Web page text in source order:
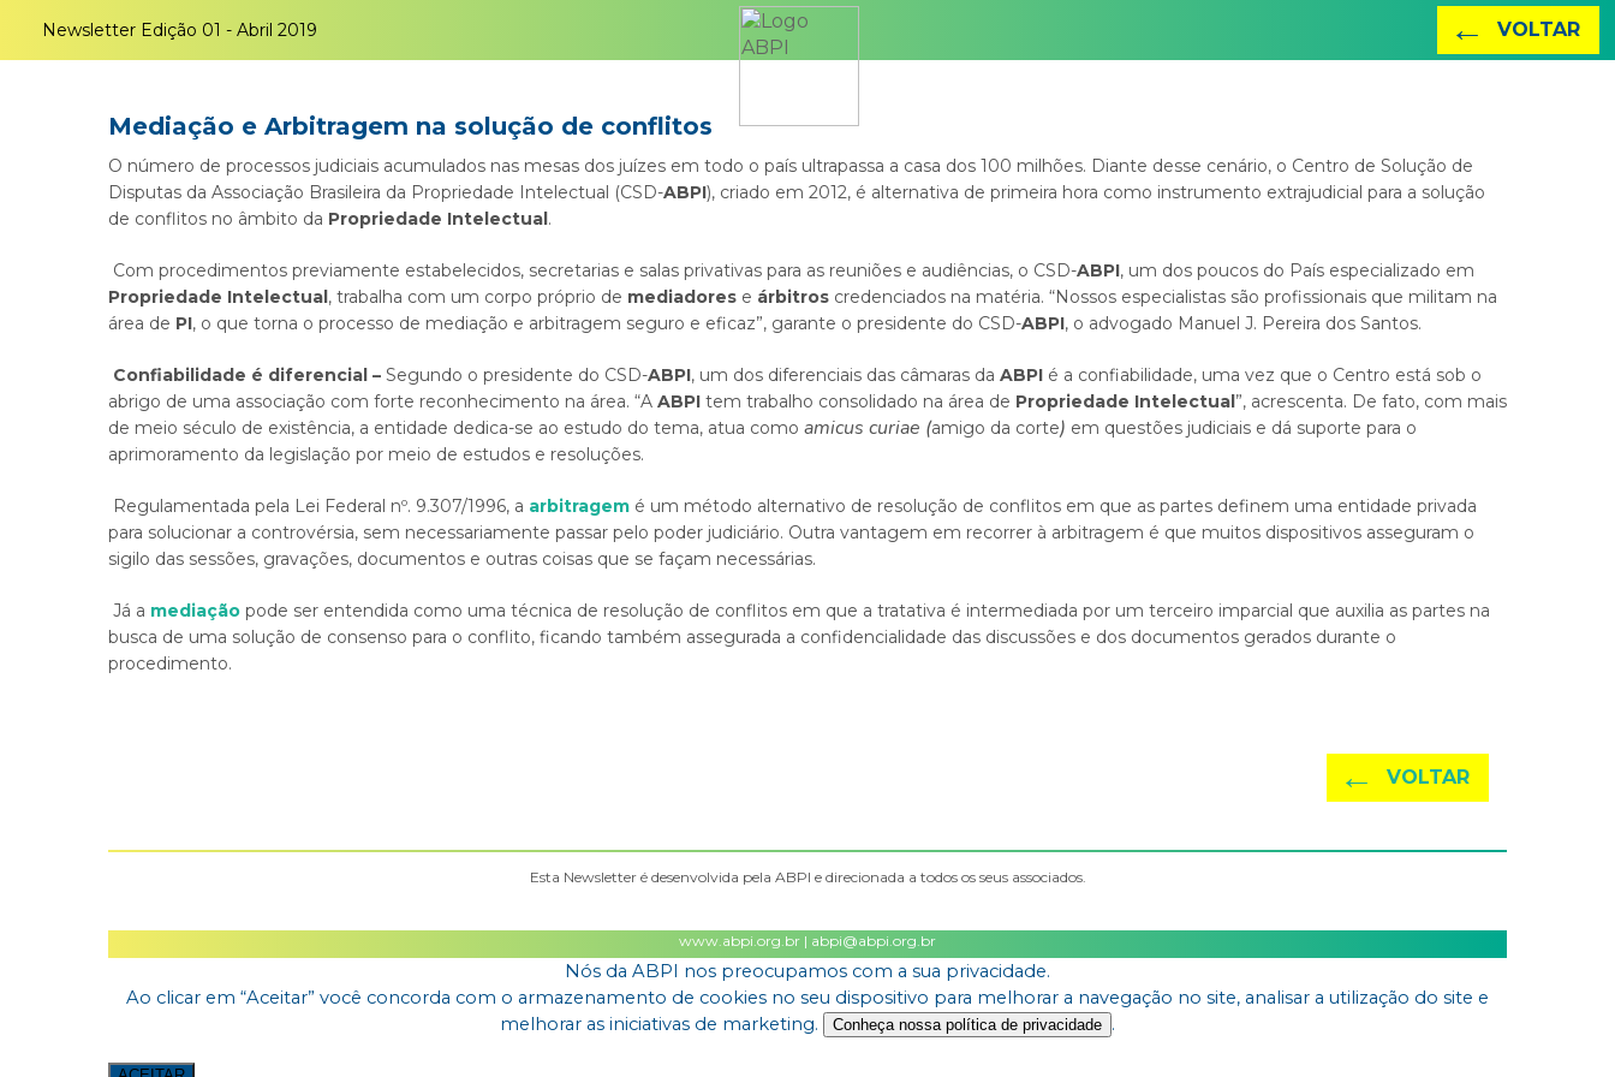
Newsletter Edição 01 - Abril 2019 ← VOLTAR
Mediação e Arbitragem na solução de conflitos
O número de processos judiciais acumulados nas mesas dos juízes em todo o país ultrapassa a casa dos 100 milhões. Diante desse cenário, o Centro de Solução de
Disputas da Associação Brasileira da Propriedade Intelectual (CSD-ABPI), criado em 2012, é alternativa de primeira hora como instrumento extrajudicial para a solução
de conflitos no âmbito da Propriedade Intelectual.
Com procedimentos previamente estabelecidos, secretarias e salas privativas para as reuniões e audiências, o CSD-ABPI, um dos poucos do País especializado em
Propriedade Intelectual, trabalha com um corpo próprio de mediadores e árbitros credenciados na matéria. “Nossos especialistas são profissionais que militam na
área de PI, o que torna o processo de mediação e arbitragem seguro e eficaz”, garante o presidente do CSD-ABPI, o advogado Manuel J. Pereira dos Santos.
Confiabilidade é diferencial – Segundo o presidente do CSD-ABPI, um dos diferenciais das câmaras da ABPI é a confiabilidade, uma vez que o Centro está sob o
abrigo de uma associação com forte reconhecimento na área. “A ABPI tem trabalho consolidado na área de Propriedade Intelectual”, acrescenta. De fato, com mais
de meio século de existência, a entidade dedica-se ao estudo do tema, atua como amicus curiae (amigo da corte) em questões judiciais e dá suporte para o
aprimoramento da legislação por meio de estudos e resoluções.
Regulamentada pela Lei Federal nº. 9.307/1996, a arbitragem é um método alternativo de resolução de conflitos em que as partes definem uma entidade privada
para solucionar a controvérsia, sem necessariamente passar pelo poder judiciário. Outra vantagem em recorrer à arbitragem é que muitos dispositivos asseguram o
sigilo das sessões, gravações, documentos e outras coisas que se façam necessárias.
Já a mediação pode ser entendida como uma técnica de resolução de conflitos em que a tratativa é intermediada por um terceiro imparcial que auxilia as partes na
busca de uma solução de consenso para o conflito, ficando também assegurada a confidencialidade das discussões e dos documentos gerados durante o
procedimento.
← VOLTAR
Esta Newsletter é desenvolvida pela ABPI e direcionada a todos os seus associados.
www.abpi.org.br | abpi@abpi.org.br
Nós da ABPI nos preocupamos com a sua privacidade.
Ao clicar em “Aceitar” você concorda com o armazenamento de cookies no seu dispositivo para melhorar a navegação no site, analisar a utilização do site e
melhorar as iniciativas de marketing.
Conheça nossa política de privacidade .